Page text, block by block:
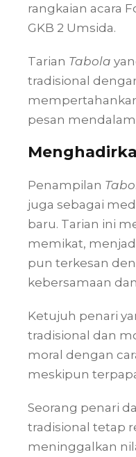
rangkaian acara
GKB 2 Umsida.
Tarian Tabola
tradisional
pesan
Penampilan
juga sebagai
baru. Tarian ini
memikat,
pun terkesan
kebersamaan
Ketujuh penari
tradisional dan
moral dengan
meskipun
Seorang penari
tradisional tetap
meninggalkan